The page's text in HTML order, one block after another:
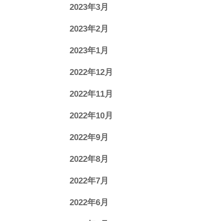
2023年3月
2023年2月
2023年1月
2022年12月
2022年11月
2022年10月
2022年9月
2022年8月
2022年7月
2022年6月